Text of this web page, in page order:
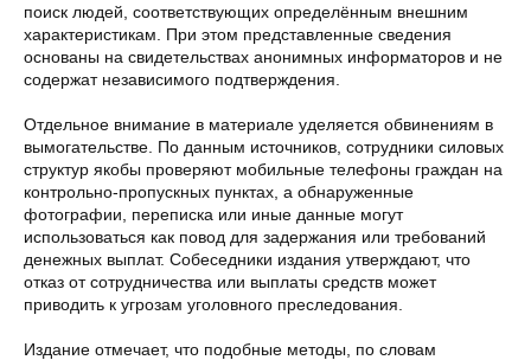
поиск людей, соответствующих определённым внешним
характеристикам. При этом представленные сведения
основаны на свидетельствах анонимных информаторов и не
содержат независимого подтверждения.
Отдельное внимание в материале уделяется обвинениям в
вымогательстве. По данным источников, сотрудники силовых
структур якобы проверяют мобильные телефоны граждан на
контрольно-пропускных пунктах, а обнаруженные
фотографии, переписка или иные данные могут
использоваться как повод для задержания или требований
денежных выплат. Собеседники издания утверждают, что
отказ от сотрудничества или выплаты средств может
приводить к угрозам уголовного преследования.
Издание отмечает, что подобные методы, по словам